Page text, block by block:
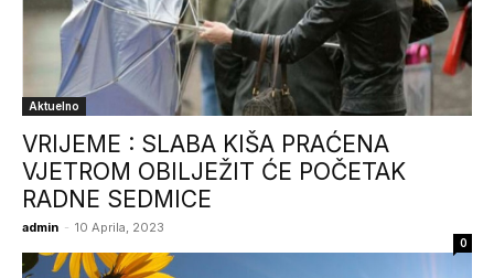
Aktuelno
VRIJEME : SLABA KIŠA PRAĆENA
VJETROM OBILJEŽIT ĆE POČETAK
RADNE SEDMICE
admin - 10 Aprila, 2023
0